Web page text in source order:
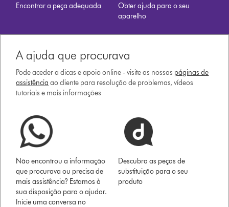
Encontrar a peça adequada
Obter ajuda para o seu
aparelho
A ajuda que procurava
Pode aceder a dicas e apoio online - visite as nossas páginas de
assistência ao cliente para resolução de problemas, vídeos
tutoriais e mais informações
Não encontrou a informação
que procurava ou precisa de
mais assistência? Estamos à
sua disposição para o ajudar.
Inicie uma conversa no
Descubra as peças de
substituição para o seu
produto